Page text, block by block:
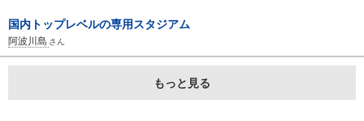
国内トップレベルの専用スタジアム
阿波川島 さん
もっと見る